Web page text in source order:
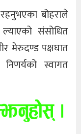
रहनुभएका बोहराले
संसोधित
मेरुदण्ड पक्षघात
स्वागत